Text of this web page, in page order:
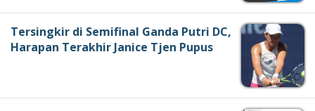
Tersingkir di Semifinal Ganda Putri DC,
Harapan Terakhir Janice Tjen Pupus